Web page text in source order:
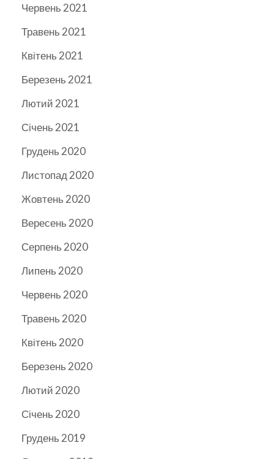
Червень 2021
Травень 2021
Квітень 2021
Березень 2021
Лютий 2021
Січень 2021
Грудень 2020
Листопад 2020
Жовтень 2020
Вересень 2020
Серпень 2020
Липень 2020
Червень 2020
Травень 2020
Квітень 2020
Березень 2020
Лютий 2020
Січень 2020
Грудень 2019